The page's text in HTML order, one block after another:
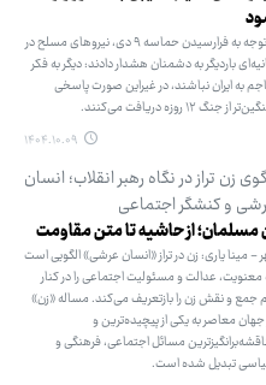
با توجه به فرارسیدن حماسه ۹ دی، نیروهای مسلح در
باردیگر به دشمنان هشدار دادند: دیگر به فکر
به ایران نباشند، در غیراین صورت پاسخی
از جنگ ۱۲ روزه دریافت می‌کنند.
۱۴۰۴.۱۰.۰۹
زن تراز در نگاه رهبر انقلاب؛ انسان
و کنشگر اجتماعی
مسلمان؛ از حاشیه تا متن مقاومت
- مینا یاری: زن در تراز «انسان عرشی» الگویی است
عدالت و مسئولیت اجتماعی را در کنار
جمع و نقش زن را بازتعریف می‌کند. مساله «زن»
معاصر به یکی از پیچیده‌ترین و
مسائل اجتماعی، فرهنگی و
تبدیل شده است.